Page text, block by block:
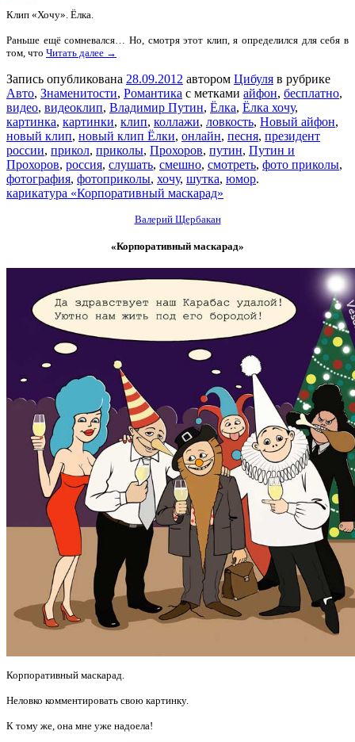
Клип «Хочу». Ёлка.
Раньше ещё сомневался… Но, смотря этот клип, я определился для себя в
том, что Читать далее →
Запись опубликована 28.09.2012 автором Цибуля в рубрике
Авто, Знаменитости, Романтика с метками айфон, бесплатно,
видео, видеоклип, Владимир Путин, Ёлка, Ёлка хочу,
картинка, картинки, клип, коллажи, ловкость, Новый айфон,
новый клип, новый клип Ёлки, онлайн, песня, президент
россии, прикол, приколы, Прохоров, путин, Путин и
Прохоров, россия, слушать, смешно, смотреть, фото приколы,
фотография, фотоприколы, хочу, шутка, юмор.
карикатура «Корпоративный маскарад»
Валерий Щербакан
«Корпоративный маскарад»
Корпоративный маскарад.
Неловко комментировать свою картинку.
К тому же, она мне уже надоела!